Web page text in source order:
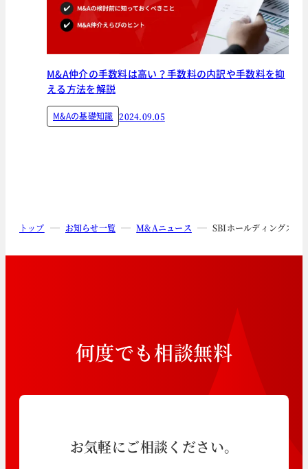
M&A仲介の手数料は高い？手数料の内訳や手数料を抑
える方法を解説
M&Aの基礎知識 2024.09.05
トップ お知らせ一覧 M&Aニュース SBIホールディングス株
何度でも相談無料
お気軽にご相談ください。